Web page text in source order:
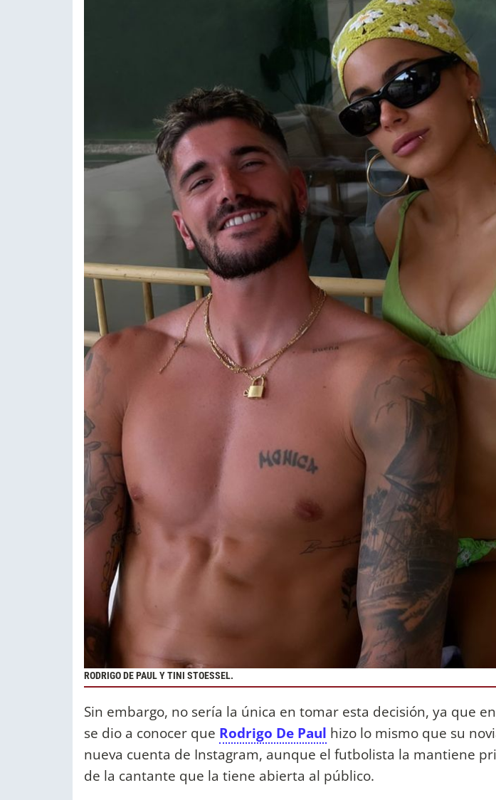
RODRIGO DE PAUL Y TINI STOESSEL.
Sin embargo, no sería la única en tomar esta decisión, ya que
se dio a conocer que Rodrigo De Paul hizo lo mismo que su
nueva cuenta de Instagram, aunque el futbolista la mantiene
de la cantante que la tiene abierta al público.